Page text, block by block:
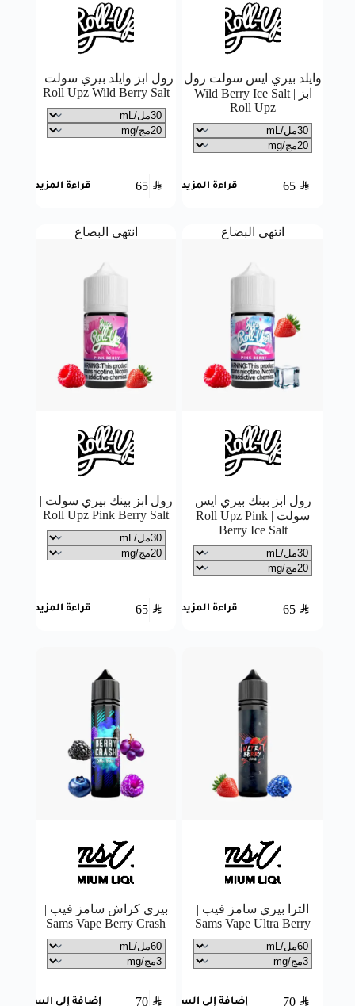
وايلد بيري ايس سولت رول
ابز | Wild Berry Ice Salt
Roll Upz
65 SAR قراءة المزيد
رول ابز وايلد بيري سولت |
Roll Upz Wild Berry Salt
65 SAR قراءة المزيد
انتهى البضاع
رول ابز بينك بيري ايس
سولت | Roll Upz Pink
Berry Ice Salt
65 SAR قراءة المزيد
انتهى البضاع
رول ابز بينك بيري سولت |
Roll Upz Pink Berry Salt
65 SAR قراءة المزيد
الترا بيري سامز فيب |
Sams Vape Ultra Berry
70 SAR إضافة إلى السلة
بيري كراش سامز فيب |
Sams Vape Berry Crash
70 SAR إضافة إلى السلة